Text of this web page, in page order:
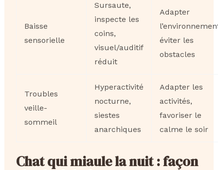
Baisse
sensorielle
Sursaute,
inspecte les
coins,
visuel/auditif
réduit
Adapter
éviter les
obstacles
Troubles
veille-
sommeil
Hyperactivité
nocturne,
siestes
anarchiques
Adapter les
activités,
favoriser le
calme le soir
Chat qui miaule la nuit : façon